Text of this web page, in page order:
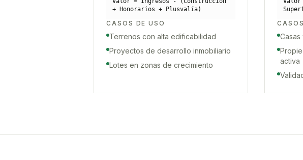
+ Honorarios + Plusvalía)
CASOS DE USO
Terrenos con alta edificabilidad
Proyectos de desarrollo inmobiliario
Lotes en zonas de crecimiento
activa